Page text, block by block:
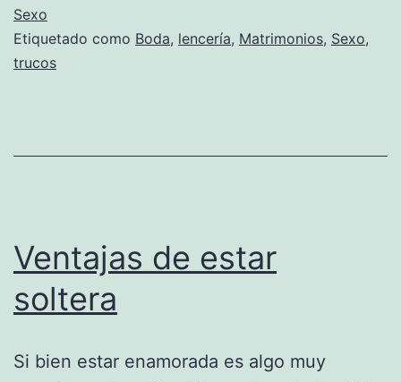
Sexo
Etiquetado como Boda, lencería, Matrimonios, Sexo,
trucos
Ventajas de estar
soltera
Si bien estar enamorada es algo muy